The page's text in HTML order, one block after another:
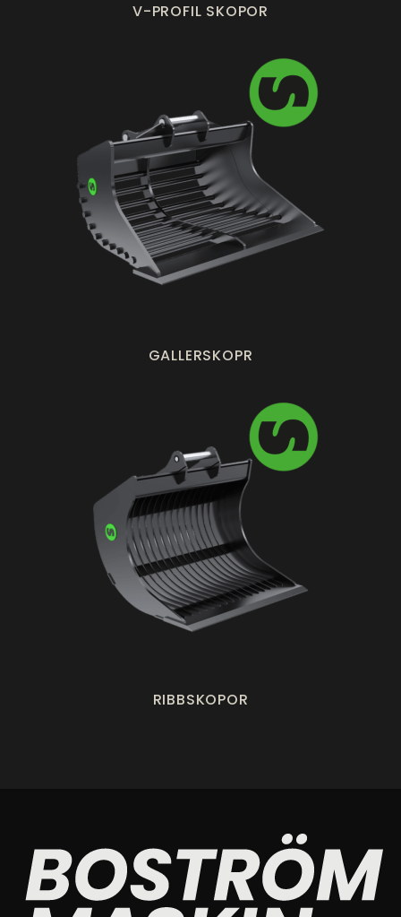
V-PROFIL SKOPOR
GALLERSKOPR
RIBBSKOPOR